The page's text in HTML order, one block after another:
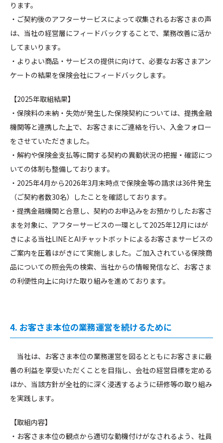
ります。
・ご契約後のアフターサービスによって収集されるお客さまの声
は、当社の経営層にフィードバックすることで、業務改善に活か
してまいります。
・よりよい商品・サービスの提供に向けて、必要なお客さまアン
ケートの結果を保険会社にフィードバックします。
【2025年取組結果】
・保険料の未納・失効が発生した保険契約については、提携金融
機関等と連携した上で、お客さまにご連絡を行い、入金フォロー
をさせていただきました。
・解約や保険金支払等に関する契約の異動状況の把握・確認につ
いての体制も整備しております。
・2025年4月から2026年3月末時点で保険金等の請求は36件発生
（ご契約者数30名）したことを確認しております。
・提携金融機関と合意し、契約のお申込みをお預かりしたお客さ
まを対象に、アフターサービスの一環として2025年12月にはが
きによる当社LINEとAIチャットボットによるお客さまサービスの
ご案内を圧着はがきにて実施しました。ご加入されている保険商
品についての照会先の検索、当社からの情報発信など、お客さま
の利便性向上に向けた取り組みを進めております。
4. お客さま本位の業務運営を続けるために
当社は、お客さま本位の業務運営を図るとともにお客さまに最
善の利益を享受いただくことを目指し、会社の経営目標を定める
ほか、当該方針が全社的に深く浸透するように研修等の取り組み
を実践します。
【取組内容】
・お客さま本位の観点から適切な動機付けがなされるよう、社員